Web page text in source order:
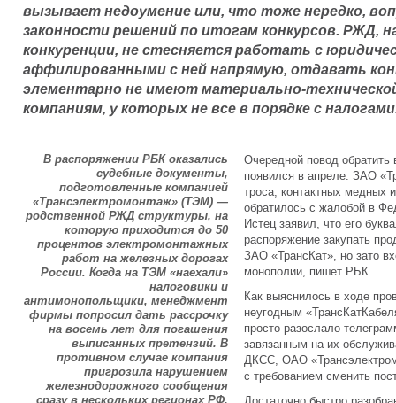
вызывает недоумение или, что тоже нередко,
законности решений по итогам конкурсов. РЖД,
конкуренции, не стесняется работать с
аффилированными с ней напрямую, отдавать
элементарно не имеют материально-
компаниям, у которых не все в порядке с
В распоряжении РБК оказались
судебные документы,
подготовленные компанией
«Трансэлектромонтаж» (ТЭМ) —
родственной РЖД структуры, на
которую приходится до 50
процентов электромонтажных
работ на железных дорогах
России. Когда на ТЭМ «наехали»
налоговики и
антимонопольщики, менеджмент
фирмы попросил дать рассрочку
на восемь лет для погашения
выписанных претензий. В
противном случае компания
пригрозила нарушением
железнодорожного сообщения
сразу в нескольких регионах РФ.
Очередной повод
появился в апреле. ЗАО
троса, контактных медных
обратилось с жалобой в
Истец заявил, что его
распоряжение закупать
ЗАО «ТрансКат», но зато
монополии, пишет РБК.
Как выяснилось в ходе
неугодным
просто разослало
завязанным на их
ДКСС, ОАО
с требованием сменить